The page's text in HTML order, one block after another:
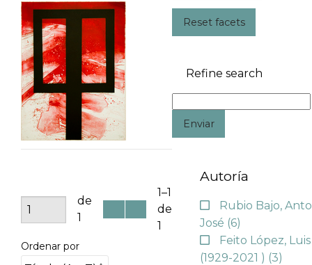
de
1
1–1
de
1
Ordenar por
Reset facets
Refine search
Enviar
Autoría
Rubio Bajo,
José (6)
Feito López, Luis
(1929-2021 ) (3)